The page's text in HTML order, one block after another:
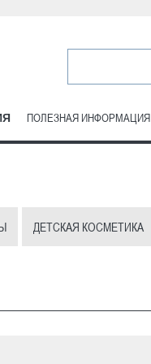
ПОЛЕЗНАЯ ИНФОРМАЦИЯ
ДЕТСКАЯ КОСМЕТИКА